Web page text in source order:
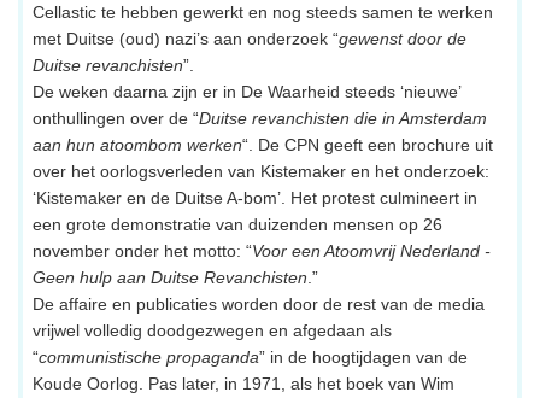
Cellastic te hebben gewerkt en nog steeds samen te werken
met Duitse (oud) nazi’s aan onderzoek “gewenst door de
Duitse revanchisten”.
De weken daarna zijn er in De Waarheid steeds ‘nieuwe’
onthullingen over de “Duitse revanchisten die in Amsterdam
aan hun atoombom werken“. De CPN geeft een brochure uit
over het oorlogsverleden van Kistemaker en het onderzoek:
‘Kistemaker en de Duitse A-bom’. Het protest culmineert in
een grote demonstratie van duizenden mensen op 26
november onder het motto: “Voor een Atoomvrij Nederland -
Geen hulp aan Duitse Revanchisten .”
De affaire en publicaties worden door de rest van de media
vrijwel volledig doodgezwegen en afgedaan als
“communistische propaganda” in de hoogtijdagen van de
Koude Oorlog. Pas later, in 1971, als het boek van Wim